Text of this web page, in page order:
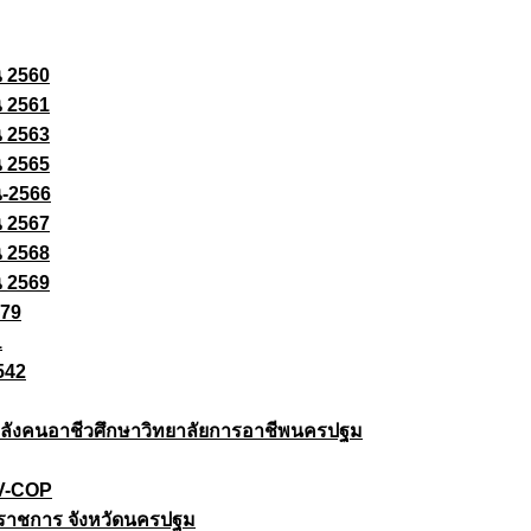
2560
2561
2563
2565
2566
2567
2568
2569
งคนอาชีวศึกษาวิทยาลัยการอาชีพนครปฐม
COP
าชการ จังหวัดนครปฐม